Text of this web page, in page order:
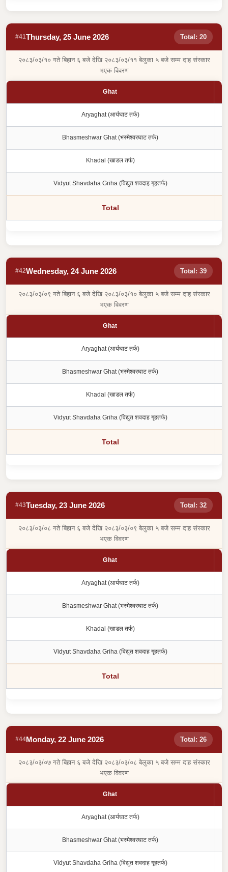
#41Thursday, 25 June 2026 Total: 20
२०८३/०३/१० गते बिहान ६ बजे देखि २०८३/०३/११ बेलुका ५ बजे सम्म दाह संस्कार
भएक विवरण
Ghat
Aryaghat (आर्यघाट तर्फ)
Bhasmeshwar Ghat (भस्मेश्वरघाट तर्फ)
Khadal (खाडल तर्फ)
Vidyut Shavdaha Griha (विद्युत शवदाह गृहतर्फ)
Total
#42Wednesday, 24 June 2026 Total: 39
२०८३/०३/०९ गते बिहान ६ बजे देखि २०८३/०३/१० बेलुका ५ बजे सम्म दाह संस्कार
भएक विवरण
Ghat
Aryaghat (आर्यघाट तर्फ)
Bhasmeshwar Ghat (भस्मेश्वरघाट तर्फ)
Khadal (खाडल तर्फ)
Vidyut Shavdaha Griha (विद्युत शवदाह गृहतर्फ)
Total
#43Tuesday, 23 June 2026 Total: 32
२०८३/०३/०८ गते बिहान ६ बजे देखि २०८३/०३/०९ बेलुका ५ बजे सम्म दाह संस्कार
भएक विवरण
Ghat
Aryaghat (आर्यघाट तर्फ)
Bhasmeshwar Ghat (भस्मेश्वरघाट तर्फ)
Khadal (खाडल तर्फ)
Vidyut Shavdaha Griha (विद्युत शवदाह गृहतर्फ)
Total
#44Monday, 22 June 2026 Total: 26
२०८३/०३/०७ गते बिहान ६ बजे देखि २०८३/०३/०८ बेलुका ५ बजे सम्म दाह संस्कार
भएक विवरण
Ghat
Aryaghat (आर्यघाट तर्फ)
Bhasmeshwar Ghat (भस्मेश्वरघाट तर्फ)
Vidyut Shavdaha Griha (विद्युत शवदाह गृहतर्फ)